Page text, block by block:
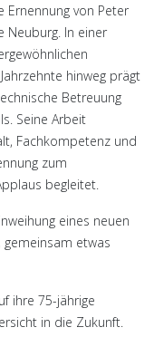
Ernennung von Peter
Neuburg. In einer
hinweg prägt
Betreuung
Seine Arbeit
Fachkompetenz und
zum
begleitet.
eines neuen
etwas
ihre 75-jährige
in die Zukunft.